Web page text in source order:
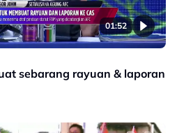
01:52
sebarang rayuan & laporan